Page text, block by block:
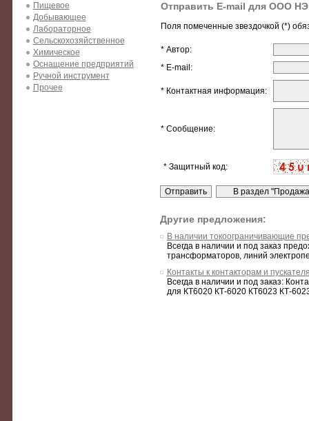
Пищевое
Добывающее
Лабораторное
Сельскохозяйственное
Химическое
Оснащение предприятий
Ручной инструмент
Прочее
Отправить E-mail для ООО
Поля помеченные звездочкой (*)
* Автор:
* E-mail:
* Контактная информация:
* Сообщение:
* Защитный код:
Другие предложения:
В наличии токоограничивающие
Всегда в наличии и под заказ
трансформаторов, линий
Контакты к контакторам и
Всегда в наличии и под заказ:
для КТ6020 КТ-6020 КТ6023 КТ-